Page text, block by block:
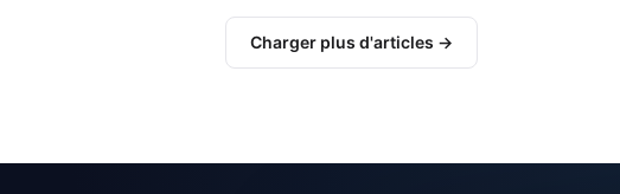
Charger plus d'articles →